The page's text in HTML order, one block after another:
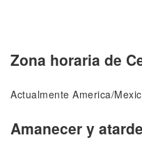
Zona horaria de
Actualmente America/
Amanecer y